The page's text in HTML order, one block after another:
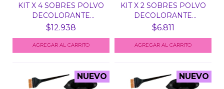
KIT X 4 SOBRES POLVO
DECOLORANTE
KERAPLE...
$12.938
KIT X 2 SOBRES POLVO
DECOLORANTE
KERAPLE...
$6.811
NUEVO NUEVO